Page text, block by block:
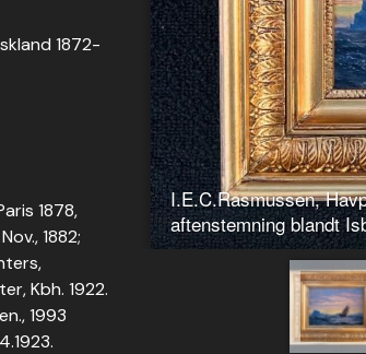
1872-
1878,
1882;
Kbh. 1922.
1993